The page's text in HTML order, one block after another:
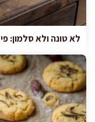
לא טונה ולא סלמון: